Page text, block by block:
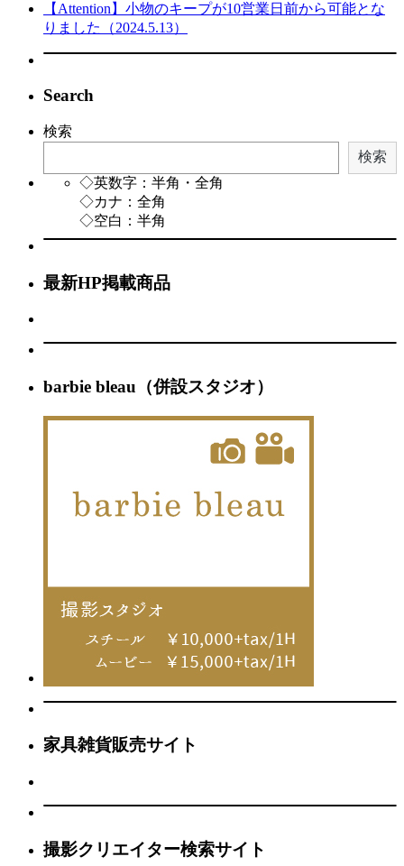
【Attention】小物のキープが10営業日前から可能とな
りました（2024.5.13）
Search
検索
検索
◇英数字：半角・全角
◇カナ：全角
◇空白：半角
最新HP掲載商品
barbie bleau（併設スタジオ）
家具雑貨販売サイト
撮影クリエイター検索サイト